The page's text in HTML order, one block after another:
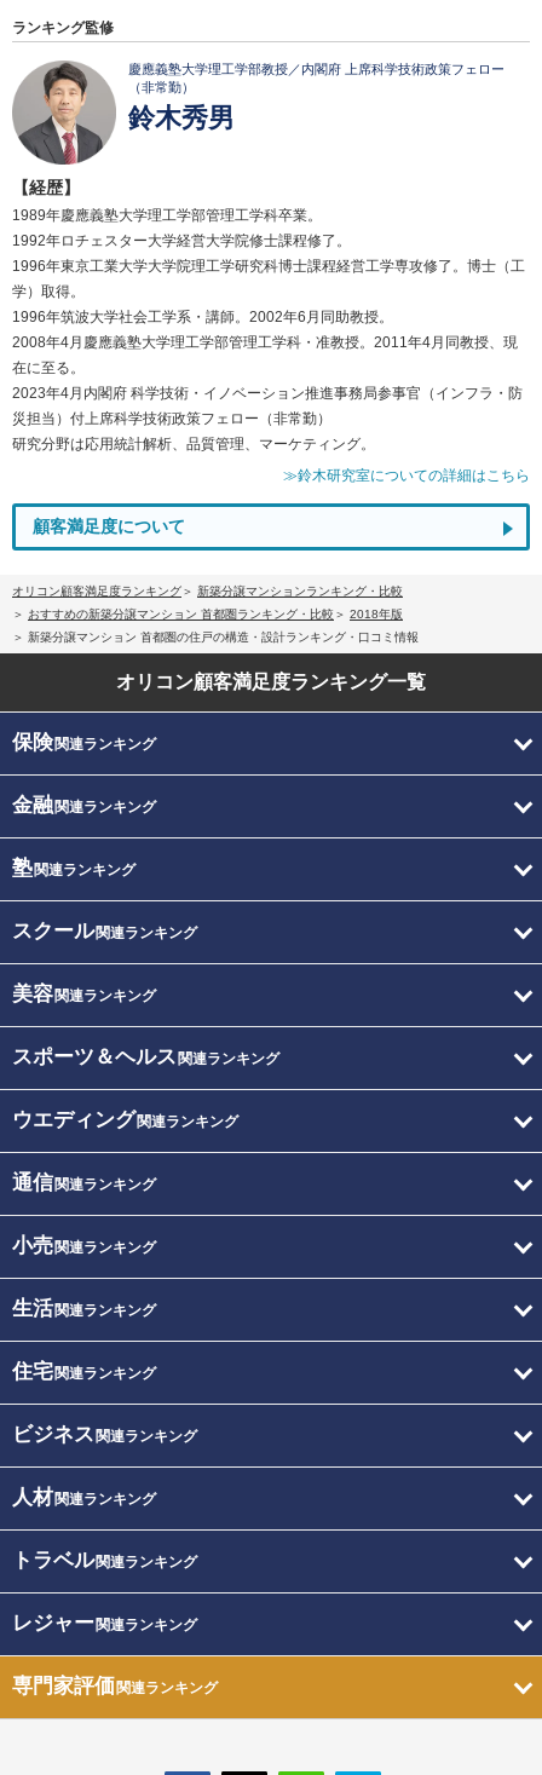
ランキング監修
慶應義塾大学理工学部教授／内閣府 上席科学技術政策フェロー
（非常勤）
鈴木秀男
【経歴】
1989年慶應義塾大学理工学部管理工学科卒業。
1992年ロチェスター大学経営大学院修士課程修了。
1996年東京工業大学大学院理工学研究科博士課程経営工学専攻修了。博士（工
学）取得。
1996年筑波大学社会工学系・講師。2002年6月同助教授。
2008年4月慶應義塾大学理工学部管理工学科・准教授。2011年4月同教授、現
在に至る。
2023年4月内閣府 科学技術・イノベーション推進事務局参事官（インフラ・防
災担当）付上席科学技術政策フェロー（非常勤）
研究分野は応用統計解析、品質管理、マーケティング。
≫鈴木研究室についての詳細はこちら
顧客満足度について
オリコン顧客満足度ランキング
新築分譲マンションランキング・比較
おすすめの新築分譲マンション 首都圏ランキング・比較
2018年版
新築分譲マンション 首都圏の住戸の構造・設計ランキング・口コミ情報
オリコン顧客満足度ランキング一覧
保険関連ランキング
金融関連ランキング
塾関連ランキング
スクール関連ランキング
美容関連ランキング
スポーツ＆ヘルス 関連ランキング
ウエディング関連ランキング
通信関連ランキング
小売関連ランキング
生活関連ランキング
住宅関連ランキング
ビジネス 関連ランキング
人材関連ランキング
トラベル関連ランキング
レジャー関連ランキング
専門家評価関連ランキング